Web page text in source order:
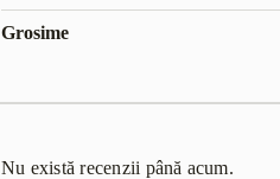
Grosime
Nu există recenzii până acum.